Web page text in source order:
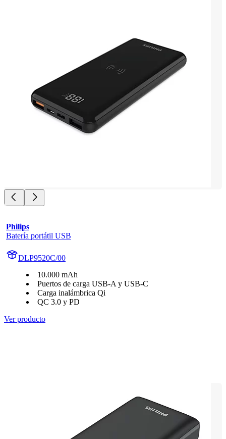
Philips
Batería portátil USB
DLP9520C/00
10.000 mAh
Puertos de carga USB-A y USB-C
Carga inalámbrica Qi
QC 3.0 y PD
Ver producto